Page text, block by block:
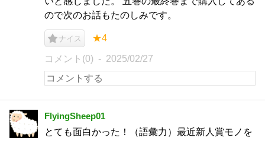
ので次のお話もたのしみです。
ナイス ★4
コメント(0) 2025/02/27
FlyingSheep01
とても面白かった！（語彙力）最近新人賞モノを